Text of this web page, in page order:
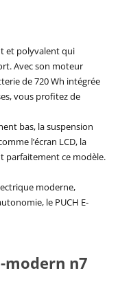
et polyvalent qui
Avec son moteur
de 720 Wh intégrée
vous profitez de
bas, la suspension
l’écran LCD, la
parfaitement ce modèle.
moderne,
le PUCH E-
modern n7